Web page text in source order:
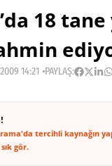
18
14:21 PAYLAŞ:
tercihli kaynağın
gör.